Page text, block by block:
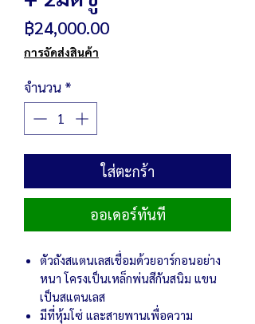
฿24,000.00ราคา
การจัดส่งสินค้า
จำนวน *
ใส่ตะกร้า
ออเดอร์ทันที
ตัวถังสแตนเลสเชื่อมด้วยอาร์กอนอย่าง
หนา โครงเป็นเหล็กพ่นสีกันสนิม แขน
เป็นสแตนเลส
มีที่หุ้มโซ่ และสายพานเพื่อความ